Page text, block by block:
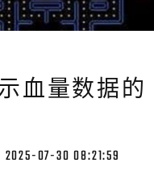
血量数据的
2025-07-30 08:21:59